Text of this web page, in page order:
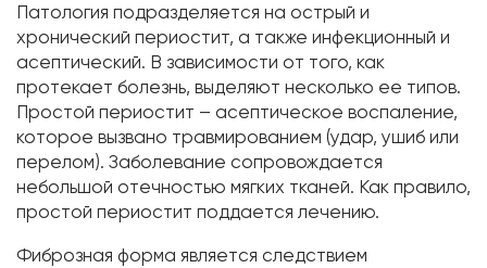
Патология подразделяется на острый и
хронический периостит, а также инфекционный и
асептический. В зависимости от того, как
протекает болезнь, выделяют несколько ее типов.
Простой периостит – асептическое воспаление,
которое вызвано травмированием (удар, ушиб или
перелом). Заболевание сопровождается
небольшой отечностью мягких тканей. Как правило,
простой периостит поддается лечению.
Фиброзная форма является следствием